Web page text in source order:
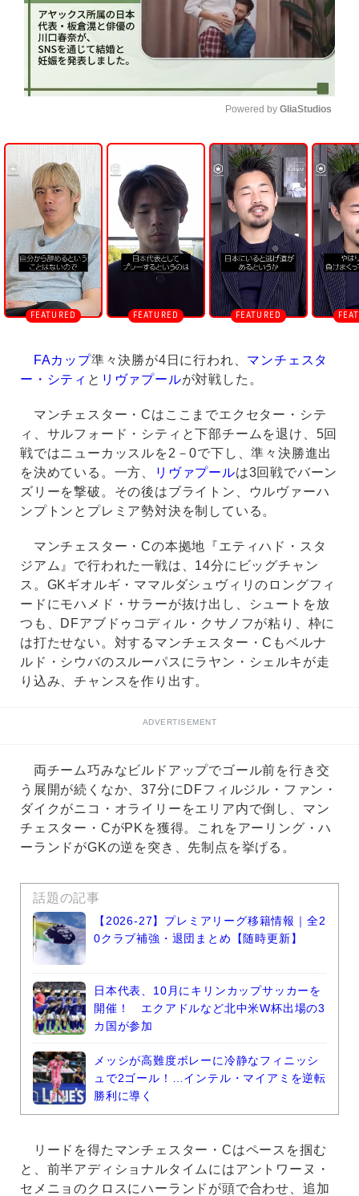
U
n
m
u
t
e
Powered by GliaStudios
FAカップ準々決勝が4日に行われ、 マンチェスタ
ー・シティ と リヴァプールが対戦した。
マンチェスター・Cはここまでエクセター・シテ
ィ、サルフォード・シティと下部チームを退け、5回
戦ではニューカッスルを2－0で下し、準々決勝進出
を決めている。一方、
リヴァプールは3回戦でバーン
ズリーを撃破。その後はブライトン、ウルヴァーハ
ンプトンとプレミア勢対決を制している。
マンチェスター・Cの本拠地『エティハド・スタ
ジアム』で行われた一戦は、14分にビッグチャン
ス。GKギオルギ・ママルダシュヴィリのロングフィ
ードにモハメド・サラーが抜け出し、シュートを放
つも、DFアブドゥコディル・クサノフが粘り、枠に
は打たせない。対するマンチェスター・Cもベルナ
ルド・シウバのスルーパスにラヤン・シェルキが走
り込み、チャンスを作り出す。
ADVERTISEMENT
両チーム巧みなビルドアップでゴール前を行き交
う展開が続くなか、37分にDFフィルジル・ファン・
ダイクがニコ・オライリーをエリア内で倒し、マン
チェスター・CがPKを獲得。これをアーリング・ハ
ーランドがGKの逆を突き、先制点を挙げる。
話題の記事
【2026-27】プレミアリーグ移籍情報｜全2
0クラブ補強・退団まとめ【随時更新】
日本代表、10月にキリンカップサッカーを
開催！ エクアドルなど北中米W杯出場の3
カ国が参加
メッシが高難度ボレーに冷静なフィニッシ
ュで2ゴール！…インテル・マイアミを逆転
勝利に導く
リードを得たマンチェスター・Cはペースを掴む
と、前半アディショナルタイムにはアントワーヌ・
セメニョのクロスにハーランドが頭で合わせ、追加